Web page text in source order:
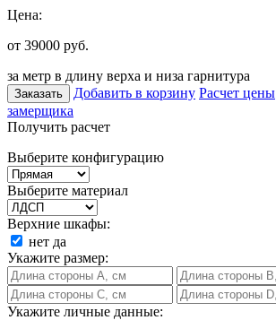
Цена:
от 39000 руб.
за метр в длину верха и низа гарнитура
Заказать Добавить в корзину Расчет цены
замерщика
Получить расчет
Выберите конфигурацию
Выберите материал
Верхние шкафы:
нет да
Укажите размер:
Укажите личные данные: